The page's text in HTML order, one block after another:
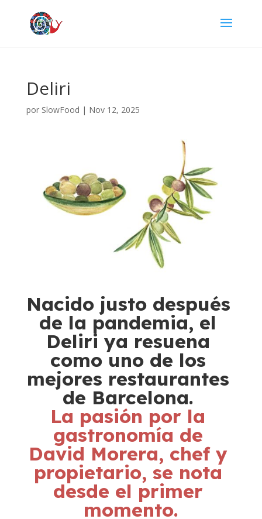
Deliri
por SlowFood | Nov 12, 2025
Nacido justo después
de la pandemia, el
Deliri ya resuena
como uno de los
mejores restaurantes
de Barcelona.
La pasión por la
gastronomía de
David Morera, chef y
propietario, se nota
desde el primer
momento.